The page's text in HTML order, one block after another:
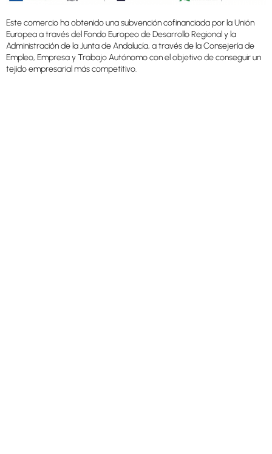
Este comercio ha obtenido una subvención cofinanciada por la Unión
Europea a través del Fondo Europeo de Desarrollo Regional y la
Administración de la Junta de Andalucía, a través de la Consejería de
Empleo, Empresa y Trabajo Autónomo con el objetivo de conseguir un
tejido empresarial más competitivo.